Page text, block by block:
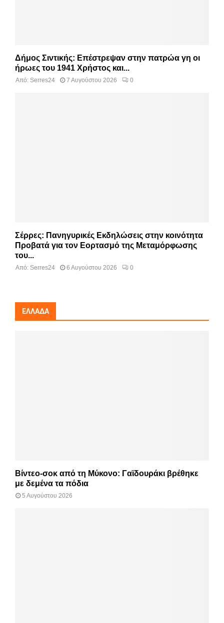
Δήμος Σιντικής: Επέστρεψαν στην πατρώα γη οι
ήρωες του 1941 Χρήστος και...
Από: Serres24 7 Αυγούστου 2026 0
Σέρρες: Πανηγυρικές Εκδηλώσεις στην κοινότητα
Προβατά για τον Εορτασμό της Μεταμόρφωσης
του...
Από: Serres24 6 Αυγούστου 2026 0
ΕΛΛΆΔΑ
Βίντεο-σοκ από τη Μύκονο: Γαϊδουράκι βρέθηκε
με δεμένα τα πόδια
5 Αυγούστου 2026